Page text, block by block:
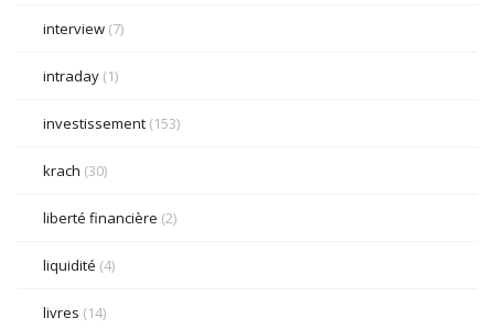
interview (7)
intraday (1)
investissement (153)
krach (30)
liberté financière (2)
liquidité (4)
livres (14)